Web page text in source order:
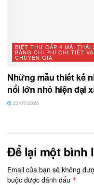
BIỆT THỰ CẤP 4 MÁI THÁI
BẢNG CHI PHÍ CHI TIẾT
CHUYÊN GIA
Những mẫu thiết kế
nổi lớn nhỏ hiện đại
23/07/2026
Để lại một bình
Email của bạn sẽ không
buộc được đánh dấu *